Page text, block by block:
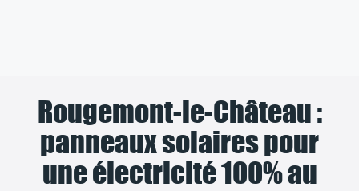
Rougemont-le-Château :
panneaux solaires pour
une électricité 100% au